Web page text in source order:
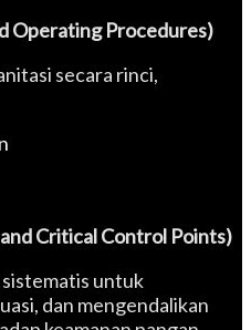
Operating Procedures)
secara rinci,
Critical Control Points)
untuk
dan mengendalikan